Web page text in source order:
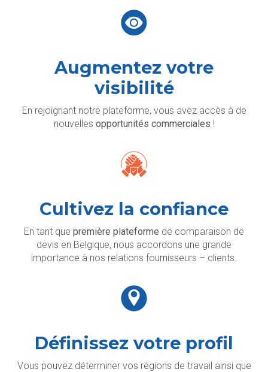
Augmentez votre
visibilité
En rejoignant notre plateforme, vous avez accès à de
nouvelles opportunités commerciales !
Cultivez la confiance
En tant que première plateforme de comparaison de
devis en Belgique, nous accordons une grande
importance à nos relations fournisseurs – clients.
Définissez votre profil
Vous pouvez déterminer vos régions de travail ainsi que